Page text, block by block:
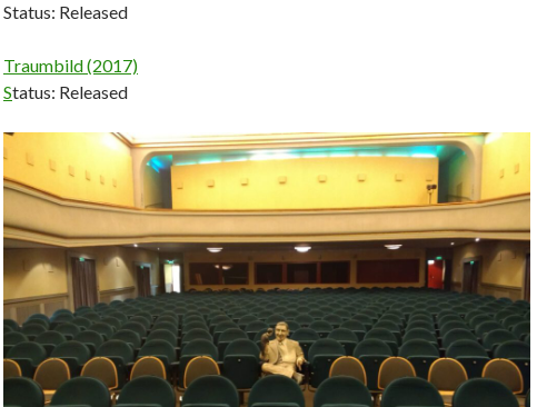
Status: Released
Traumbild (2017)
Status: Released